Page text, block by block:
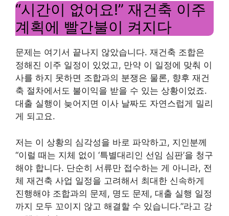
“시간이 없어요!” 재건축 이주
계획에 빨간불이 켜지다
문제는 여기서 끝나지 않았습니다. 재건축 조합은
정해진 이주 일정이 있었고, 만약 이 일정에 맞춰 이
사를 하지 못하면 조합과의 분쟁은 물론, 향후 재건
축 절차에서도 불이익을 받을 수 있는 상황이었죠.
대출 실행이 늦어지면 이사 날짜도 자연스럽게 밀리
게 되고요.
저는 이 상황의 심각성을 바로 파악하고, 지인분께
“이럴 때는 지체 없이 ‘특별대리인 선임 심판’을 청구
해야 합니다. 단순히 서류만 접수하는 게 아니라, 전
체 재건축 사업 일정을 고려해서 최대한 신속하게
진행해야 조합과의 문제, 명도 문제, 대출 실행 일정
까지 모두 꼬이지 않고 해결할 수 있습니다.”라고 강